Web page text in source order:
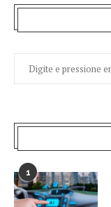
1